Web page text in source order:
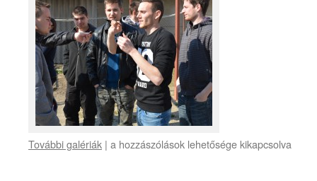
További galériák | a hozzászólások lehetősége kikapcsolva